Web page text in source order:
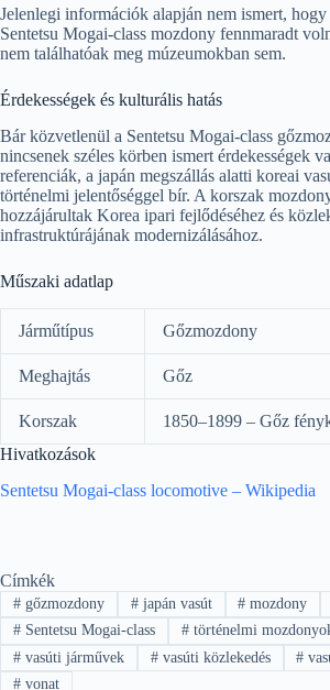
Jelenlegi információk alapján nem ismert,
Sentetsu Mogai-class mozdony fennmaradt
nem találhatóak meg múzeumokban sem.
Érdekességek és kulturális hatás
Bár közvetlenül a Sentetsu Mogai-class
nincsenek széles körben ismert érdekességek
referenciák, a japán megszállás alatti koreai
történelmi jelentőséggel bír. A korszak
hozzájárultak Korea ipari fejlődéséhez és
infrastruktúrájának modernizálásához.
Műszaki adatlap
Járműtípus Gőzmozdony
Meghajtás Gőz
Korszak
1850–1899 – Gőz
Hivatkozások
Sentetsu Mogai-class locomotive – Wikipedia
Címkék
#gőzmozdony #japán vasút # mozdony
#Sentetsu Mogai-class #történelmi
#vasúti járművek #vasúti közlekedés #
#vonat